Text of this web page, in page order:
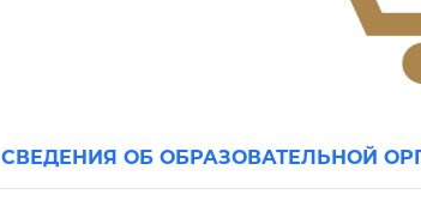
СВЕДЕНИЯ ОБ ОБРАЗОВАТЕЛЬНОЙ